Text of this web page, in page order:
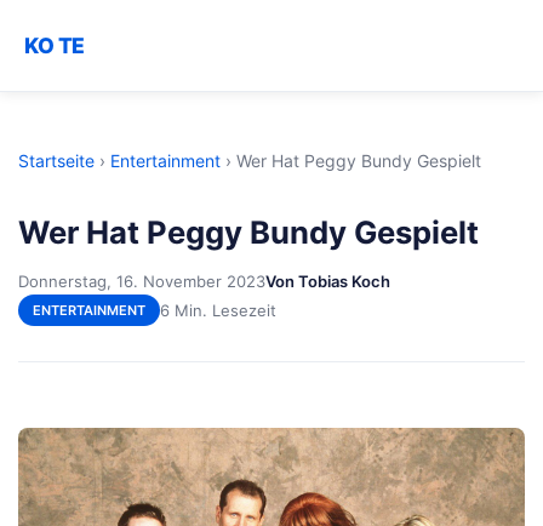
KO TE
Startseite › Entertainment › Wer Hat Peggy Bundy Gespielt
Wer Hat Peggy Bundy Gespielt
Donnerstag, 16. November 2023Von Tobias Koch
ENTERTAINMENT 6 Min. Lesezeit